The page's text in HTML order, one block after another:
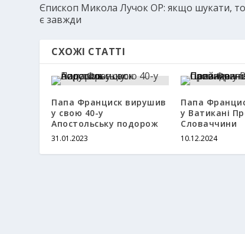
Єпископ Микола Лучок ОР: якщо шукати, то
є завжди
СХОЖІ СТАТТІ
Папа Франциск вирушив
у свою 40-у
Апостольську подорож
31.01.2023
Папа
у Ватикані
Словаччини
10.12.2024